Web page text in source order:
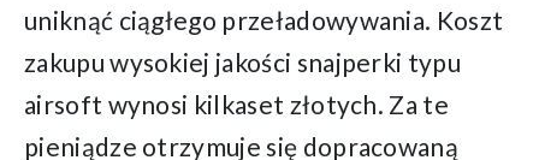
uniknąć ciągłego przeładowywania. Koszt
zakupu wysokiej jakości snajperki typu
airsoft wynosi kilkaset złotych. Za te
pieniądze otrzymuje się dopracowaną